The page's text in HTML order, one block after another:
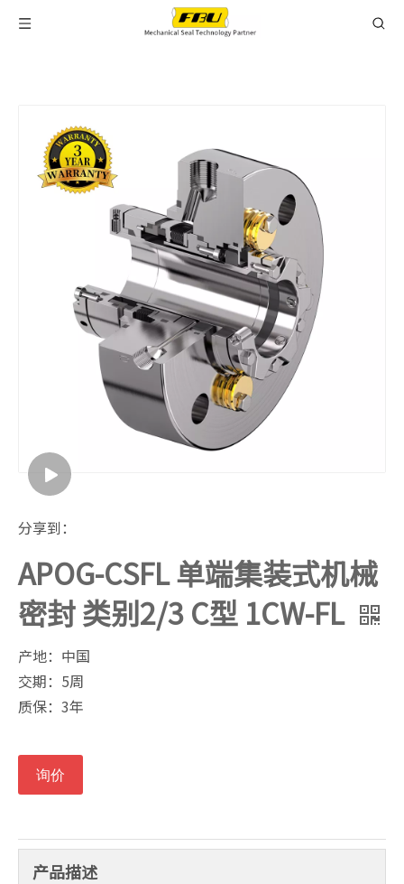
分享到：
APOG-CSFL 单端集装式机械
密封 类别2/3 C型 1CW-FL
产地：中国
交期：5周
质保：3年
询价
产品描述